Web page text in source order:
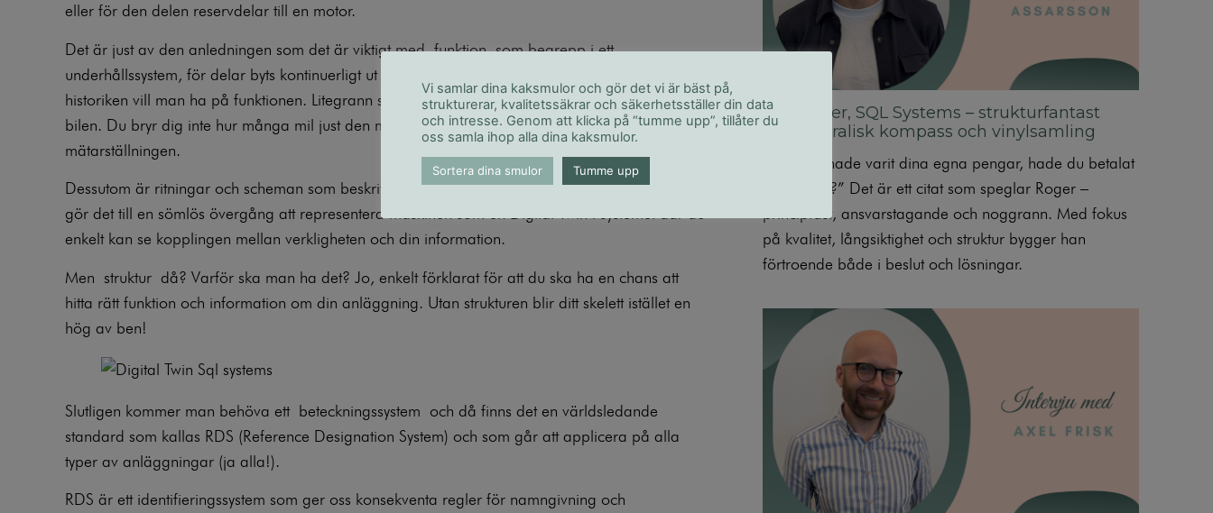
eller för den delen reservdelar till en motor.
Det är just av den anledningen som det är viktigt medfunktionsom begrepp i ett
underhållssystem, för delar byts kontinuerligt ut men den sammanlagda uppföljningen och
historiken vill man ha på funktionen. Litegrann som om du skulle behöva byta ut mätaren på
bilen. Du bryr dig inte hur många mil just den mätaren har räknat upp utan den totala
mätarställningen.
Dessutom är ritningar och scheman som beskriver en maskin alltid baserade på funktion vilket
gör det till en sömlös övergång att representera maskinen som en Digital Twin i systemet där du
enkelt kan se kopplingen mellan verkligheten och din information.
Men struktur då? Varför ska man ha det? Jo, enkelt förklarat för att du ska ha en chans att
hitta rätt funktion och information om din anläggning. Utan strukturen blir ditt skelett istället en
hög av ben!
Slutligen kommer man behöva ett beteckningssystem och då finns det en världsledande
standard som kallas RDS (Reference Designation System) och som går att applicera på alla
typer av anläggningar (ja alla!).
RDS är ett identifieringssystem som ger oss konsekventa regler för namngivning och
Möt Roger, SQL Systems – strukturfantast
med moralisk kompass och vinylsamling
”Om det hade varit dina egna pengar, hade du betalat
för det då?” Det är ett citat som speglar Roger –
principfast, ansvarstagande och noggrann. Med fokus
på kvalitet, långsiktighet och struktur bygger han
förtroende både i beslut och lösningar.
Vi samlar dina kaksmulor och gör det vi är bäst på,
strukturerar, kvalitetssäkrar och säkerhetsställer din data
och intresse. Genom att klicka på “tumme upp”, tillåter du
oss samla ihop alla dina kaksmulor.
Sortera dina smulor Tumme upp